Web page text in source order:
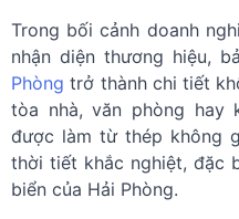
Trong bối cảnh doanh
nhận diện thương hiệu,
Phòng trở thành chi tiết
tòa nhà, văn phòng hay
được làm từ thép không
thời tiết khắc nghiệt, đặc
biển của Hải Phòng.